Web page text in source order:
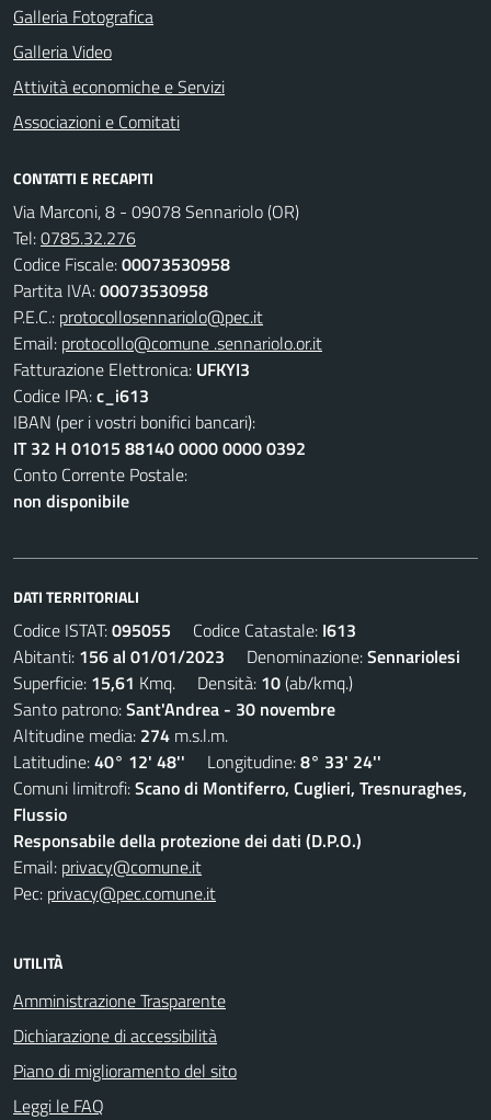
Galleria Fotografica
Galleria Video
Attività economiche e Servizi
Associazioni e Comitati
CONTATTI E RECAPITI
Via Marconi, 8 - 09078 Sennariolo (OR)
Tel:0785.32.276
Codice Fiscale:00073530958
Partita IVA:00073530958
P.E.C.: protocollosennariolo@pec.it
Email: protocollo@comune .sennariolo.or.it
Fatturazione Elettronica: UFKYI3
Codice IPA:c_i613
IBAN (per i vostri bonifici bancari):
IT 32 H 01015 88140 0000 0000 0392
Conto Corrente Postale:
non disponibile
DATI TERRITORIALI
Codice ISTAT:095055 Codice Catastale: I613
Abitanti: 156 al 01/01/2023 Denominazione:Sennariolesi
Superficie: 15,61 Kmq. Densità: 10(ab/kmq.)
Santo patrono:Sant'Andrea - 30 novembre
Altitudine media: 274 m.s.l.m.
Latitudine:40° 12' 48'' Longitudine:8° 33' 24''
Comuni limitrofi:Scano di Montiferro, Cuglieri, Tresnuraghes,
Flussio
Responsabile della protezione dei dati (D.P.O.)
Email: privacy@comune.it
Pec: privacy@pec.comune.it
UTILITÀ
Amministrazione Trasparente
Dichiarazione di accessibilità
Piano di miglioramento del sito
Leggi le FAQ